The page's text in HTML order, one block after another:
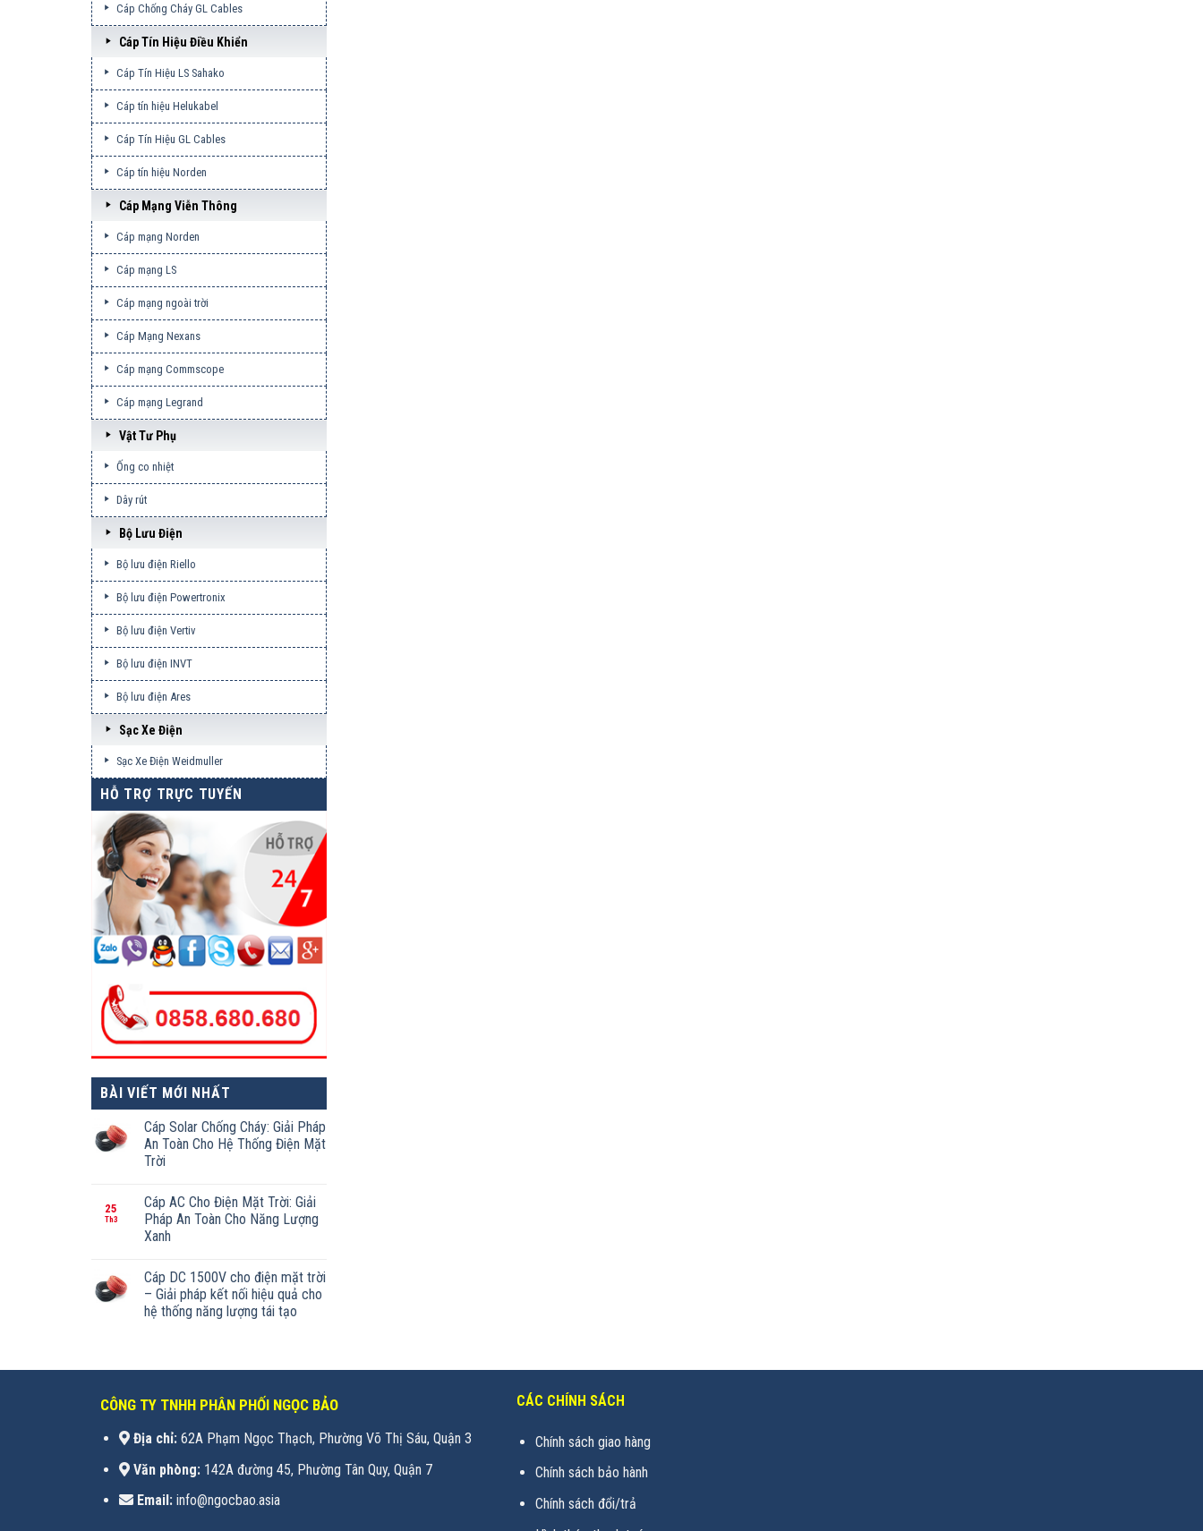
Cáp Chống Cháy GL Cables
Cáp Tín Hiệu Điều Khiển
Cáp Tín Hiệu LS Sahako
Cáp tín hiệu Helukabel
Cáp Tín Hiệu GL Cables
Cáp tín hiệu Norden
Cáp Mạng Viễn Thông
Cáp mạng Norden
Cáp mạng LS
Cáp mạng ngoài trời
Cáp Mạng Nexans
Cáp mạng Commscope
Cáp mạng Legrand
Vật Tư Phụ
Ống co nhiệt
Dây rút
Bộ Lưu Điện
Bộ lưu điện Riello
Bộ lưu điện Powertronix
Bộ lưu điện Vertiv
Bộ lưu điện INVT
Bộ lưu điện Ares
Sạc Xe Điện
Sạc Xe Điện Weidmuller
HỖ TRỢ TRỰC TUYẾN
BÀI VIẾT MỚI NHẤT
Cáp Solar Chống Cháy: Giải Pháp
An Toàn Cho Hệ Thống Điện Mặt
Trời
25
Th3
Cáp AC Cho Điện Mặt Trời: Giải
Pháp An Toàn Cho Năng Lượng
Xanh
Cáp DC 1500V cho điện mặt trời
– Giải pháp kết nối hiệu quả cho
hệ thống năng lượng tái tạo
CÔNG TY TNHH PHÂN PHỐI NGỌC BẢO
Địa chỉ:62A Phạm Ngọc Thạch, Phường Võ Thị Sáu, Quận 3
Văn phòng:142A đường 45, Phường Tân Quy, Quận 7
Email:info@ngocbao.asia
CÁC CHÍNH SÁCH
Chính sách giao hàng
Chính sách bảo hành
Chính sách đổi/trả